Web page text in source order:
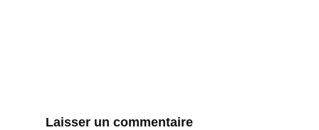
Laisser un commentaire